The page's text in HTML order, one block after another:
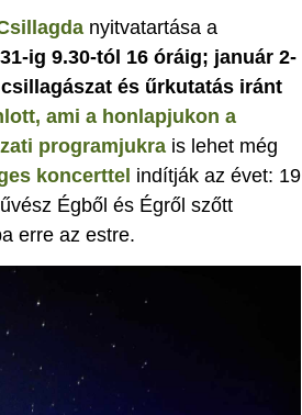
nyitvatartása a
ig 9.30-tól 16 óráig; január 2-
és űrkutatás iránt
ami a honlapjukon a
programjukra is lehet még
koncerttel indítják az évet: 19
Égből és Égről szőtt
erre az estre.